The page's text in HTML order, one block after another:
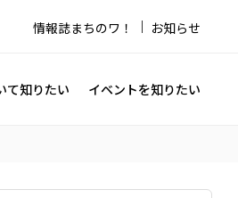
情報誌まちのワ！ お知らせ
て知りたい イベントを知りたい